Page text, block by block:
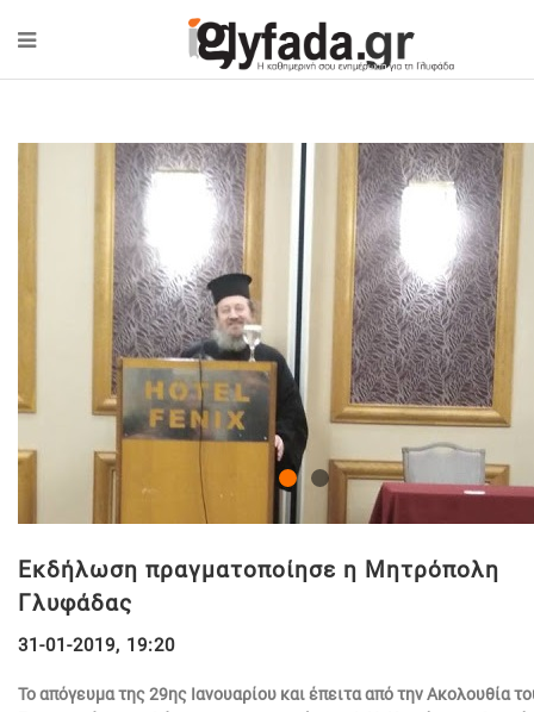
Εκδήλωση πραγματοποίησε η Μητρόπολη
Γλυφάδας
31-01-2019, 19:20
Το απόγευμα της 29ης Ιανουαρίου και έπειτα από την Ακολουθία